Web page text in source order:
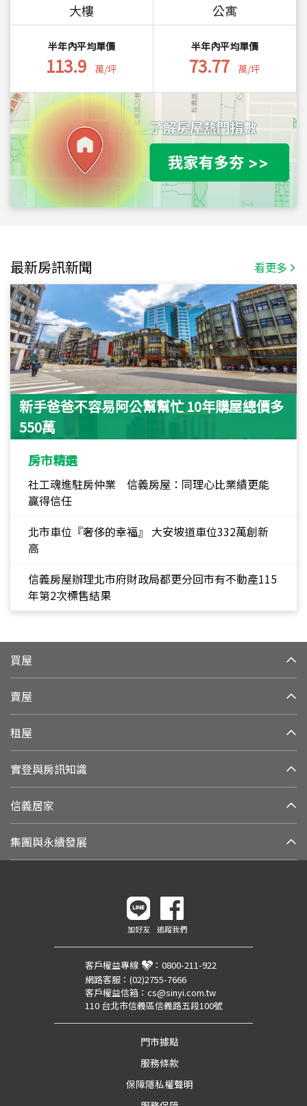
大樓
半年內平均單價
113.9 萬/坪
公寓
半年內平均單價
73.77 萬/坪
最新房訊新聞 看更多
新手爸爸不容易阿公幫幫忙 10年購屋總價多
550萬
房市精選
社工魂進駐房仲業 信義房屋：同理心比業績更能
贏得信任
北市車位『奢侈的幸福』 大安坡道車位332萬創新
高
信義房屋辦理北市府財政局都更分回市有不動產115
年第2次標售結果
買屋
賣屋
租屋
實登與房訊知識
信義居家
集團與永續發展
加好友 追蹤我們
客戶權益專線 ： 0800-211-922
網路客服： (02)2755-7666
客戶權益信箱： cs@sinyi.com.tw
110 台北市信義區信義路五段100號
門市據點
服務條款
保障隱私權聲明